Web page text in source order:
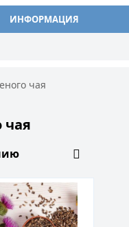
ИНФОРМАЦИЯ
чая
чая